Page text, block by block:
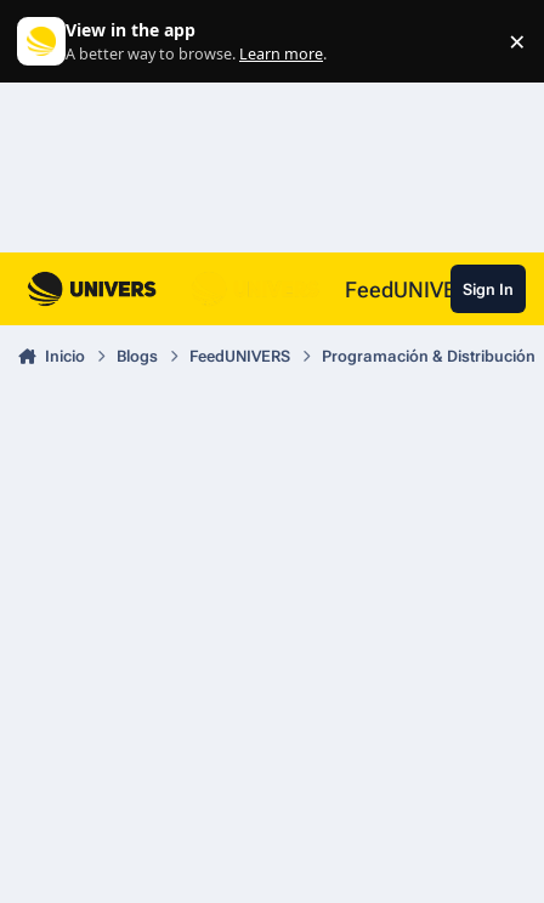
View in the app
A better way to browse. Learn more. ×
FeedUNIVERSSign In
Inicio Blogs FeedUNIVERS Programación & Distribución